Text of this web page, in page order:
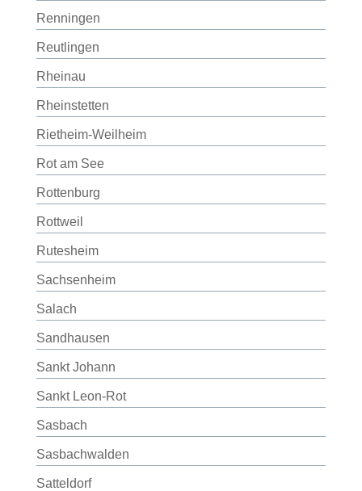
Renningen
Reutlingen
Rheinau
Rheinstetten
Rietheim-Weilheim
Rot am See
Rottenburg
Rottweil
Rutesheim
Sachsenheim
Salach
Sandhausen
Sankt Johann
Sankt Leon-Rot
Sasbach
Sasbachwalden
Satteldorf